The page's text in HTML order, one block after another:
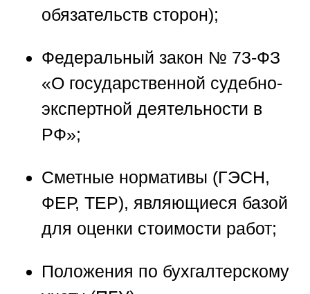
обязательств сторон);
Федеральный закон № 73-ФЗ
«О государственной судебно-
экспертной деятельности в
РФ»;
Сметные нормативы (ГЭСН,
ФЕР, ТЕР), являющиеся базой
для оценки стоимости работ;
Положения по бухгалтерскому